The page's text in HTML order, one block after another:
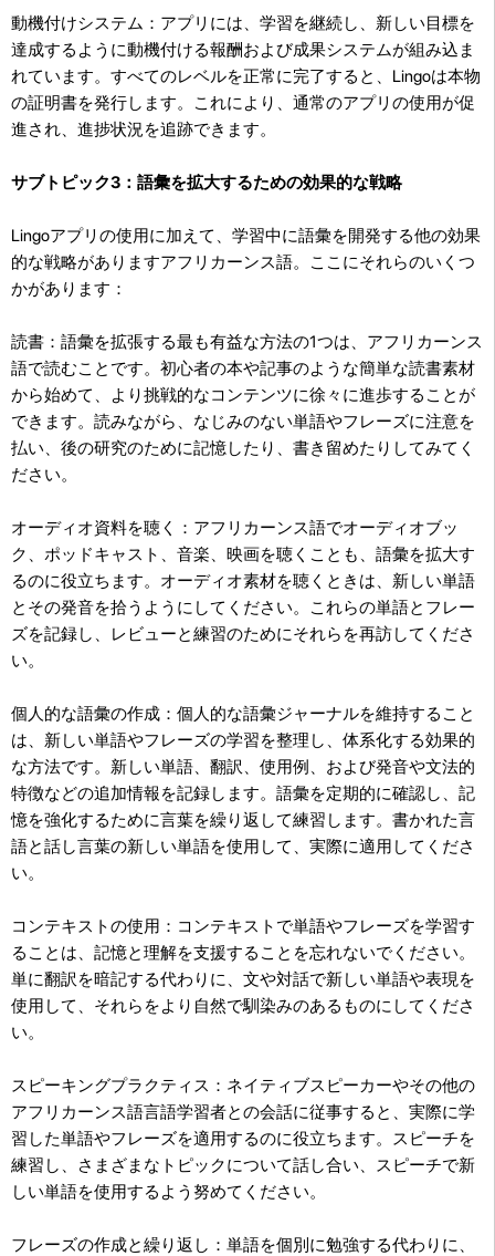
動機付けシステム：アプリには、学習を継続し、新しい目標を
達成するように動機付ける報酬および成果システムが組み込ま
れています。すべてのレベルを正常に完了すると、Lingoは本物
の証明書を発行します。これにより、通常のアプリの使用が促
進され、進捗状況を追跡できます。
サブトピック3：語彙を拡大するための効果的な戦略
Lingoアプリの使用に加えて、学習中に語彙を開発する他の効果
的な戦略がありますアフリカーンス語。ここにそれらのいくつ
かがあります：
読書：語彙を拡張する最も有益な方法の1つは、アフリカーンス
語で読むことです。初心者の本や記事のような簡単な読書素材
から始めて、より挑戦的なコンテンツに徐々に進歩することが
できます。読みながら、なじみのない単語やフレーズに注意を
払い、後の研究のために記憶したり、書き留めたりしてみてく
ださい。
オーディオ資料を聴く：アフリカーンス語でオーディオブッ
ク、ポッドキャスト、音楽、映画を聴くことも、語彙を拡大す
るのに役立ちます。オーディオ素材を聴くときは、新しい単語
とその発音を拾うようにしてください。これらの単語とフレー
ズを記録し、レビューと練習のためにそれらを再訪してくださ
い。
個人的な語彙の作成：個人的な語彙ジャーナルを維持すること
は、新しい単語やフレーズの学習を整理し、体系化する効果的
な方法です。新しい単語、翻訳、使用例、および発音や文法的
特徴などの追加情報を記録します。語彙を定期的に確認し、記
憶を強化するために言葉を繰り返して練習します。書かれた言
語と話し言葉の新しい単語を使用して、実際に適用してくださ
い。
コンテキストの使用：コンテキストで単語やフレーズを学習す
ることは、記憶と理解を支援することを忘れないでください。
単に翻訳を暗記する代わりに、文や対話で新しい単語や表現を
使用して、それらをより自然で馴染みのあるものにしてくださ
い。
スピーキングプラクティス：ネイティブスピーカーやその他の
アフリカーンス語言語学習者との会話に従事すると、実際に学
習した単語やフレーズを適用するのに役立ちます。スピーチを
練習し、さまざまなトピックについて話し合い、スピーチで新
しい単語を使用するよう努めてください。
フレーズの作成と繰り返し：単語を個別に勉強する代わりに、